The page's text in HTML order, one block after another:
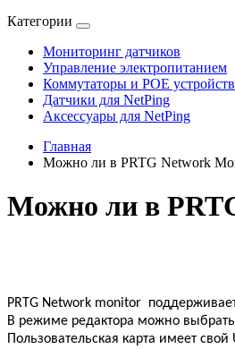
Категории
Мониторинг датчиков
Управление электропитанием
Коммутаторы и POE
Датчики для NetPing
Аксессуары для NetPing
Главная
Можно ли в PRTG Network
Можно ли в
PRTG Network monitor
В режиме редактора можно
Пользовательская карта имеет свой